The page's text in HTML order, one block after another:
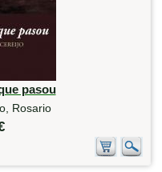
pasou
Rosario